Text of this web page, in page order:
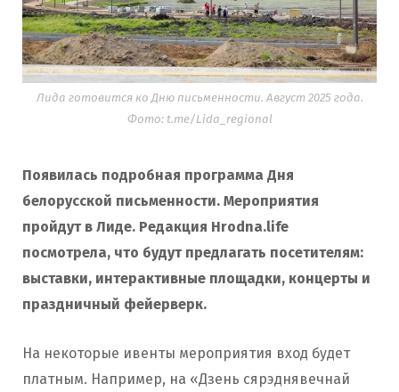
Лида готовится ко Дню письменности. Август 2025 года.
Фото: t.me/Lida_regional
Появилась подробная программа Дня
белорусской письменности. Мероприятия
пройдут в Лиде. Редакция Hrodna.life
посмотрела, что будут предлагать посетителям:
выставки, интерактивные площадки, концерты и
праздничный фейерверк.
На некоторые ивенты мероприятия вход будет
платным. Например, на «Дзень сярэднявечнай